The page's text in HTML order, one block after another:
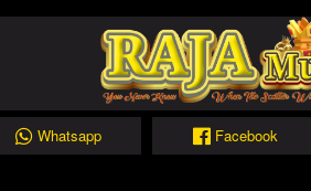
Whatsapp Facebook